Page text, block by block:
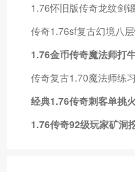
1.76怀旧版传奇龙纹剑
传奇1.76sf复古幻境八
1.76金币传奇魔法师打
传奇复古1.70魔法师练
经典1.76传奇刺客单挑
1.76传奇92级玩家矿洞